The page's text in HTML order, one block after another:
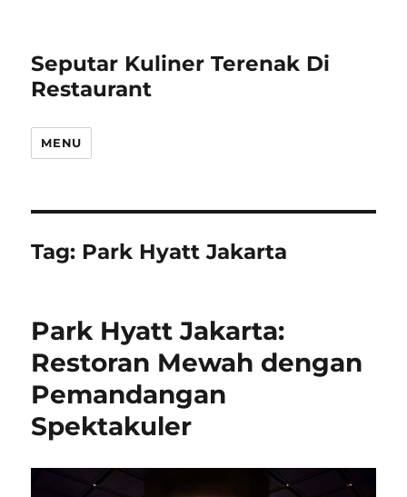
Seputar Kuliner Terenak Di
Restaurant
MENU
Tag: Park Hyatt Jakarta
Park Hyatt Jakarta:
Restoran Mewah dengan
Pemandangan
Spektakuler